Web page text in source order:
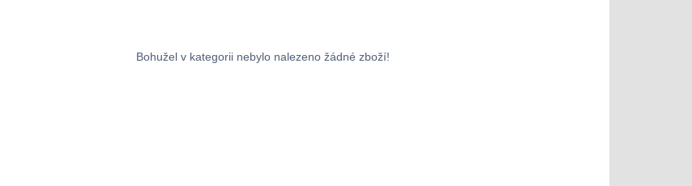
Bohužel v kategorii nebylo nalezeno žádné zboží!